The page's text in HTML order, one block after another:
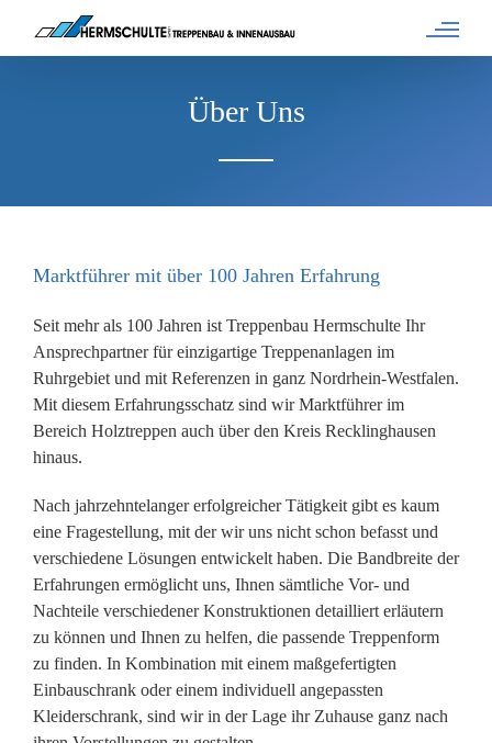
Inhalt
Über Uns
Marktführer mit über 100 Jahren Erfahrung
Seit mehr als 100 Jahren ist Treppenbau Hermschulte Ihr
Ansprechpartner für einzigartige Treppenanlagen im
Ruhrgebiet und mit Referenzen in ganz Nordrhein-Westfalen.
Mit diesem Erfahrungsschatz sind wir Marktführer im
Bereich Holztreppen auch über den Kreis Recklinghausen
hinaus.
Nach jahrzehntelanger erfolgreicher Tätigkeit gibt es kaum
eine Fragestellung, mit der wir uns nicht schon befasst und
verschiedene Lösungen entwickelt haben. Die Bandbreite der
Erfahrungen ermöglicht uns, Ihnen sämtliche Vor- und
Nachteile verschiedener Konstruktionen detailliert erläutern
zu können und Ihnen zu helfen, die passende Treppenform
zu finden. In Kombination mit einem maßgefertigten
Einbauschrank oder einem individuell angepassten
Kleiderschrank, sind wir in der Lage ihr Zuhause ganz nach